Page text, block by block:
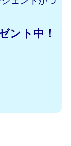
ント中！